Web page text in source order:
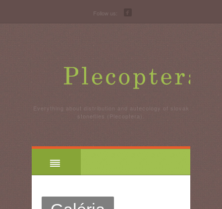
Follow us:
Everything about distribution and autecology of slovak
stoneflies (Plecoptera).